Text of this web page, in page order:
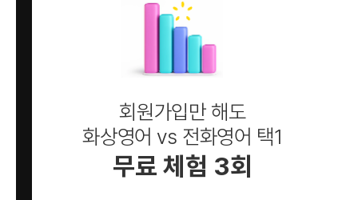
회원가입만 해도
화상영어 vs 전화영어 택1
무료 체험 3회